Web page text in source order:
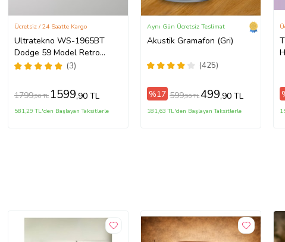
Ultratekno WS-1965BT
Dodge 59 Model Retro
Araba Bluetooth Hoparlör
Destekli Speaker (Siyah)
(3)
Ücretsiz / 24 Saatte Kargo
1799,90 TL 1599,90 TL
581,29 TL'den Başlayan Taksitlerle
Akustik Gramafon (Gri)
(425)
Aynı Gün Ücretsiz Teslimat
%17 599,90 TL499,90 TL
181,63 TL'den Başlayan Taksitlerle